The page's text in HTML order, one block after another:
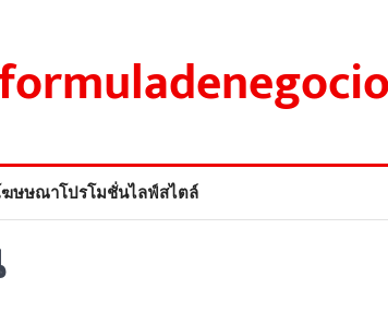
ฆษษณาโปรโมชั่นไลฟ์สไตล์